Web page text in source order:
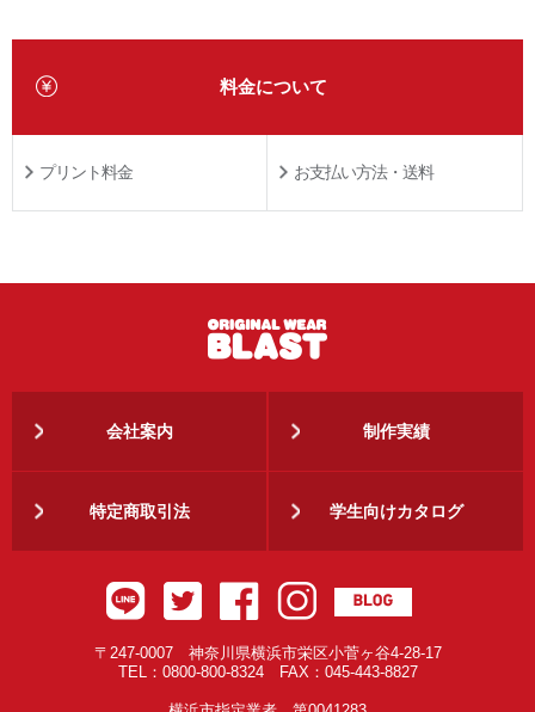
料金について
プリント料金 お支払い方法・送料
会社案内 制作実績
特定商取引法 学生向けカタログ
〒247-0007 神奈川県横浜市栄区小菅ヶ谷4-28-17
TEL：0800-800-8324 FAX：045-443-8827